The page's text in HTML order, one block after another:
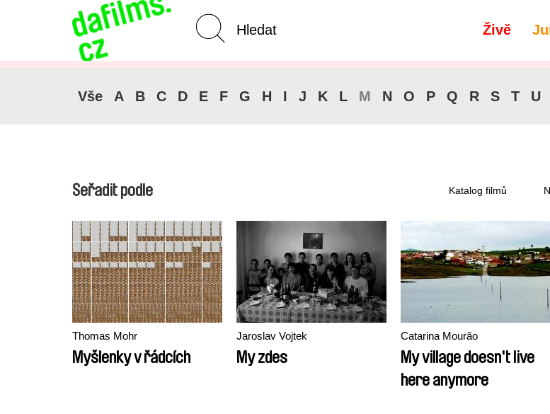
Živě
Pokročilé vyhledávání
Vše A B C D E F G H I J K L M N O P Q R S T U
Seřadit podle Katalog filmů
Thomas Mohr
Myšlenky v řádcích
Jaroslav Vojtek
My zdes
Catarina Mourão
My village doesn't live
here anymore